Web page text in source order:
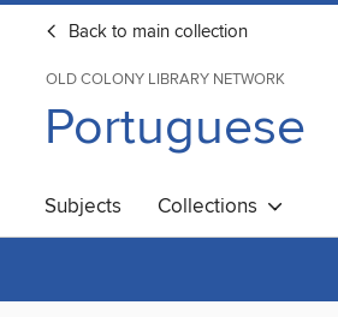
Back to main collection
OLD COLONY LIBRARY NETWORK
Portuguese
Subjects Collections